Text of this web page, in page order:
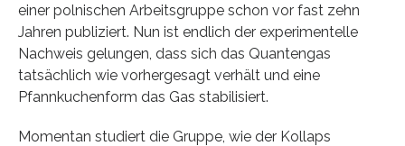
einer polnischen Arbeitsgruppe schon vor fast zehn
Jahren publiziert. Nun ist endlich der experimentelle
Nachweis gelungen, dass sich das Quantengas
tatsächlich wie vorhergesagt verhält und eine
Pfannkuchenform das Gas stabilisiert.
Momentan studiert die Gruppe, wie der Kollaps